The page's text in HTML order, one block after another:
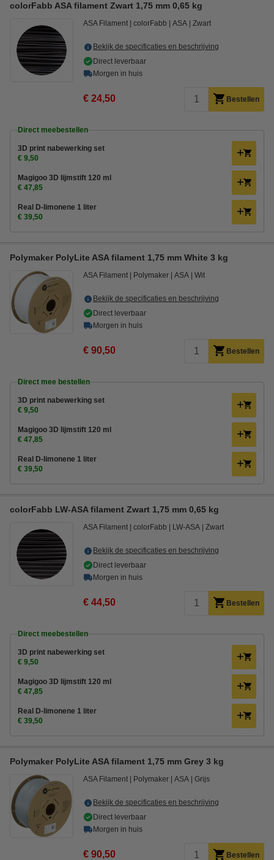
colorFabb ASA filament Zwart 1,75 mm 0,65 kg
ASA Filament colorFabb ASA Zwart
Bekijk de specificaties en beschrijving
Direct leverbaar
Morgen in huis
€ 24,50 Bestellen
Direct meebestellen
3D print nabewerking set
€ 9,50
Magigoo 3D lijmstift 120 ml
€ 47,85
Real D-limonene 1 liter
€ 39,50
Polymaker PolyLite ASA filament 1,75 mm White 3 kg
ASA Filament Polymaker ASA Wit
Bekijk de specificaties en beschrijving
Direct leverbaar
Morgen in huis
€ 90,50 Bestellen
Direct mee bestellen
3D print nabewerking set
€ 9,50
Magigoo 3D lijmstift 120 ml
€ 47,85
Real D-limonene 1 liter
€ 39,50
colorFabb LW-ASA filament Zwart 1,75 mm 0,65 kg
ASA Filament colorFabb LW-ASA Zwart
Bekijk de specificaties en beschrijving
Direct leverbaar
Morgen in huis
€ 44,50 Bestellen
Direct meebestellen
3D print nabewerking set
€ 9,50
Magigoo 3D lijmstift 120 ml
€ 47,85
Real D-limonene 1 liter
€ 39,50
Polymaker PolyLite ASA filament 1,75 mm Grey 3 kg
ASA Filament Polymaker ASA Grijs
Bekijk de specificaties en beschrijving
Direct leverbaar
Morgen in huis
€ 90,50 Bestellen